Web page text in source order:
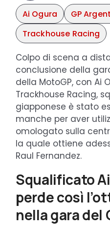
Ai Ogura
GP
Trackhouse Racing
Colpo di scena a
conclusione della
della MotoGP, con Ai
Trackhouse Racing,
giapponese è stato
manche per aver
omologato sulla
la quale ottiene
Raul Fernandez.
Squalificato
perde così
nella gara del